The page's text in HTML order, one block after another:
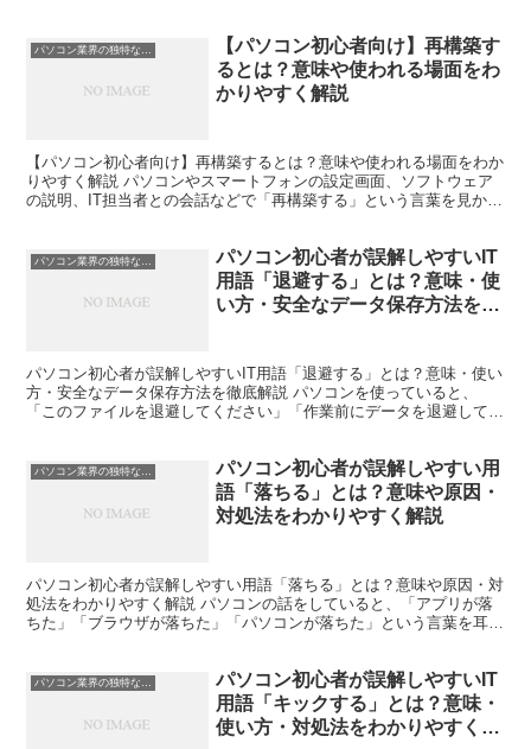
【パソコン初心者向け】再構築す
るとは？意味や使われる場面をわ
かりやすく解説
【パソコン初心者向け】再構築するとは？意味や使われる場面をわか
りやすく解説 パソコンやスマートフォンの設定画面、ソフトウェア
の説明、IT担当者との会話などで「再構築する」という言葉を見かけ
パソコン初心者が誤解しやすいIT
用語「退避する」とは？意味・使
い方・安全なデータ保存方法を徹
パソコン初心者が誤解しやすいIT用語「退避する」とは？意味・使い
方・安全なデータ保存方法を徹底解説 パソコンを使っていると、
「このファイルを退避してください」「作業前にデータを退避してお
パソコン業界の独特な言い回し
パソコン初心者が誤解しやすい用
語「落ちる」とは？意味や原因・
対処法をわかりやすく解説
パソコン初心者が誤解しやすい用語「落ちる」とは？意味や原因・対
処法をわかりやすく解説 パソコンの話をしていると、「アプリが落
ちた」「ブラウザが落ちた」「パソコンが落ちた」という言葉を耳に
パソコン業界の独特な言い回し
パソコン初心者が誤解しやすいIT
用語「キックする」とは？意味・
使い方・対処法をわかりやすく解